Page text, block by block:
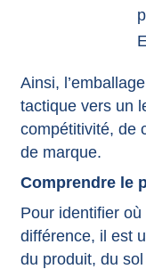
Ainsi,
tactique vers un
compétitivité, de
de marque.
Comprendre le
Pour identifier où
différence, il est
du produit, du